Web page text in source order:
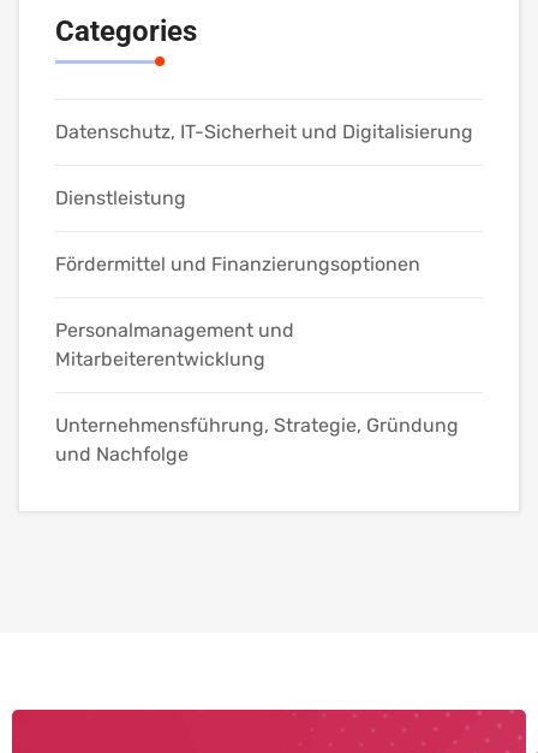
Categories
Datenschutz, IT-Sicherheit und Digitalisierung
Dienstleistung
Fördermittel und Finanzierungsoptionen
Personalmanagement und
Mitarbeiterentwicklung
Unternehmensführung, Strategie, Gründung
und Nachfolge